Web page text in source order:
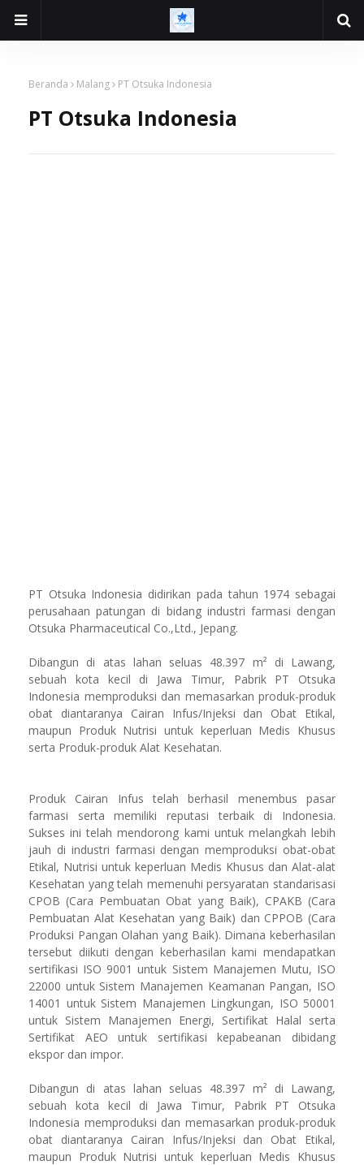
Beranda Malang PT Otsuka Indonesia
PT Otsuka Indonesia
PT Otsuka Indonesia didirikan pada tahun 1974 sebagai
perusahaan patungan di bidang industri farmasi dengan
Otsuka Pharmaceutical Co.,Ltd., Jepang.
Dibangun di atas lahan seluas 48.397 m² di Lawang,
sebuah kota kecil di Jawa Timur, Pabrik PT Otsuka
Indonesia memproduksi dan memasarkan produk-produk
obat diantaranya Cairan Infus/Injeksi dan Obat Etikal,
maupun Produk Nutrisi untuk keperluan Medis Khusus
serta Produk-produk Alat Kesehatan.
Produk Cairan Infus telah berhasil menembus pasar
farmasi serta memiliki reputasi terbaik di Indonesia.
Sukses ini telah mendorong kami untuk melangkah lebih
jauh di industri farmasi dengan memproduksi obat-obat
Etikal, Nutrisi untuk keperluan Medis Khusus dan Alat-alat
Kesehatan yang telah memenuhi persyaratan standarisasi
CPOB (Cara Pembuatan Obat yang Baik), CPAKB (Cara
Pembuatan Alat Kesehatan yang Baik) dan CPPOB (Cara
Produksi Pangan Olahan yang Baik). Dimana keberhasilan
tersebut diikuti dengan keberhasilan kami mendapatkan
sertifikasi ISO 9001 untuk Sistem Manajemen Mutu, ISO
22000 untuk Sistem Manajemen Keamanan Pangan, ISO
14001 untuk Sistem Manajemen Lingkungan, ISO 50001
untuk Sistem Manajemen Energi, Sertifikat Halal serta
Sertifikat AEO untuk sertifikasi kepabeanan dibidang
ekspor dan impor.
Dibangun di atas lahan seluas 48.397 m² di Lawang,
sebuah kota kecil di Jawa Timur, Pabrik PT Otsuka
Indonesia memproduksi dan memasarkan produk-produk
obat diantaranya Cairan Infus/Injeksi dan Obat Etikal,
maupun Produk Nutrisi untuk keperluan Medis Khusus